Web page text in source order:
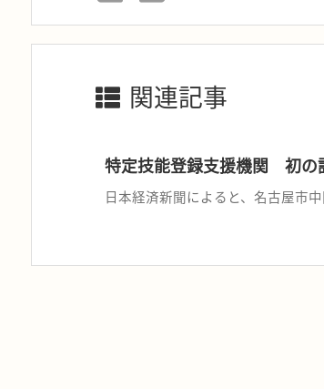
関連記事
特定技能登録支援機関 初の
日本経済新聞によると、名古屋市